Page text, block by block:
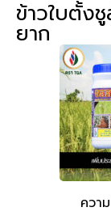
ข้าวใบตั้ง
ยาก
ความสำคั